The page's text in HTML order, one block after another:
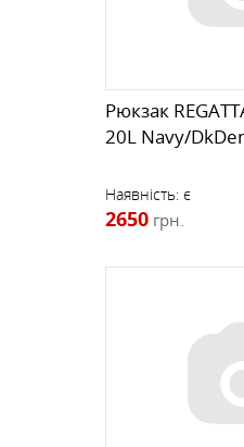
Рюкзак
20L Navy/
Наявність: є
2650 грн.